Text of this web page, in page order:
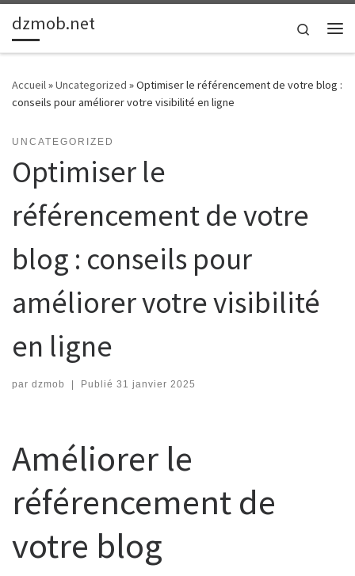
Passer au contenu
dzmob.net
Search
Accueil»Uncategorized »Optimiser le référencement de votre blog :
conseils pour améliorer votre visibilité en ligne
UNCATEGORIZED
Optimiser le
référencement de votre
blog : conseils pour
améliorer votre visibilité
en ligne
par dzmob | Publié 31 janvier 2025
Améliorer le
référencement de
votre blog